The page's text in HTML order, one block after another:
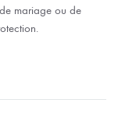
mariage ou de